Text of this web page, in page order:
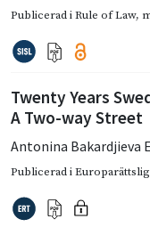
Publicerad iRule of Law,
Twenty Years
A Two-way Street
Antonina Bakardjieva
Publicerad i